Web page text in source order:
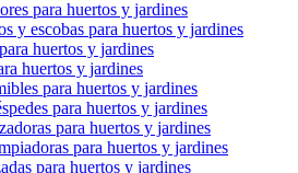
para huertos y jardines
y escobas para huertos y jardines
huertos y jardines
huertos y jardines
para huertos y jardines
para huertos y jardines
para huertos y jardines
para huertos y jardines
para huertos y jardines